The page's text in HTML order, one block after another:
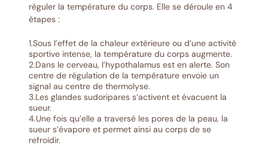
réguler la température du corps. Elle se déroule en 4
étapes :
1.Sous l’effet de la chaleur extérieure ou d’une activité
sportive intense, la température du corps augmente.
2.Dans le cerveau, l’hypothalamus est en alerte. Son
centre de régulation de la température envoie un
signal au centre de thermolyse.
3.Les glandes sudoripares s’activent et évacuent la
sueur.
4.Une fois qu’elle a traversé les pores de la peau, la
sueur s’évapore et permet ainsi au corps de se
refroidir.